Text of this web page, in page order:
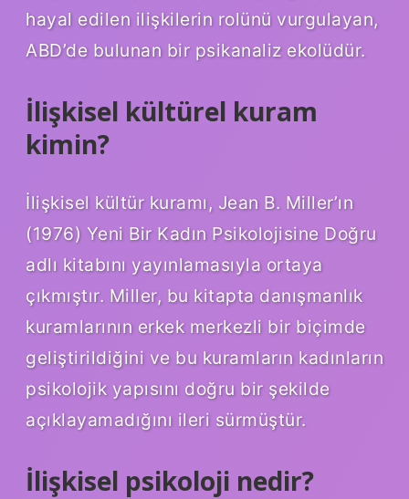
hayal edilen ilişkilerin rolünü vurgulayan,
ABD’de bulunan bir psikanaliz ekolüdür.
İlişkisel kültürel kuram
kimin?
İlişkisel kültür kuramı, Jean B. Miller’ın
(1976) Yeni Bir Kadın Psikolojisine Doğru
adlı kitabını yayınlamasıyla ortaya
çıkmıştır. Miller, bu kitapta danışmanlık
kuramlarının erkek merkezli bir biçimde
geliştirildiğini ve bu kuramların kadınların
psikolojik yapısını doğru bir şekilde
açıklayamadığını ileri sürmüştür.
İlişkisel psikoloji nedir?